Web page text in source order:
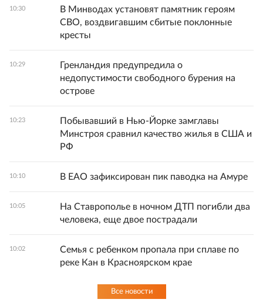
10:30
В Минводах установят памятник героям
СВО, воздвигавшим сбитые поклонные
кресты
10:29
Гренландия предупредила о
недопустимости свободного бурения на
острове
10:23
Побывавший в Нью-Йорке замглавы
Минстроя сравнил качество жилья в США и
РФ
10:10 В ЕАО зафиксирован пик паводка на Амуре
10:05
На Ставрополье в ночном ДТП погибли два
человека, еще двое пострадали
10:02
Семья с ребенком пропала при сплаве по
реке Кан в Красноярском крае
Все новости